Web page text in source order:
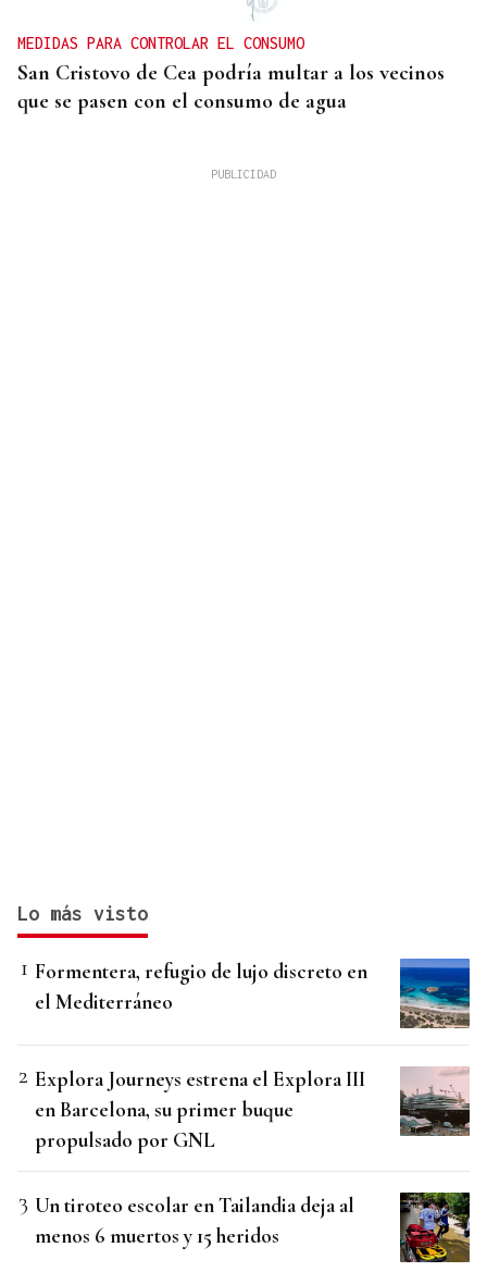
MEDIDAS PARA CONTROLAR EL CONSUMO
San Cristovo de Cea podría multar a los vecinos
que se pasen con el consumo de agua
Lo más visto
Formentera, refugio de lujo discreto en
el Mediterráneo
Explora Journeys estrena el Explora III
en Barcelona, su primer buque
propulsado por GNL
Un tiroteo escolar en Tailandia deja al
menos 6 muertos y 15 heridos